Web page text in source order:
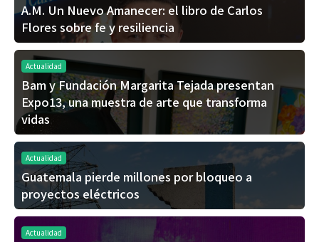
A.M. Un Nuevo Amanecer: el libro de Carlos
Flores sobre fe y resiliencia
Actualidad
Bam y Fundación Margarita Tejada presentan
Expo13, una muestra de arte que transforma
vidas
Actualidad
Guatemala pierde millones por bloqueo a
proyectos eléctricos
Actualidad